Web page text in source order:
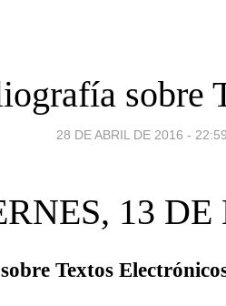
sobre
28 DE ABRIL DE 2016 - 22:59
13
Textos